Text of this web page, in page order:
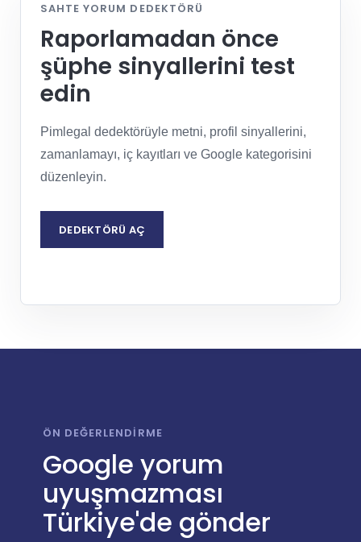
SAHTE YORUM DEDEKTÖRÜ
Raporlamadan önce
şüphe sinyallerini test
edin
Pimlegal dedektörüyle metni, profil sinyallerini,
zamanlamayı, iç kayıtları ve Google kategorisini
düzenleyin.
DEDEKTÖRÜ AÇ
ÖN DEĞERLENDIRME
Google yorum
uyuşmazması
Türkiye'de gönder